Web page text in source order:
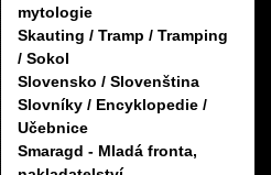
mytologie
Skauting / Tramp / Tramping
/ Sokol
Slovensko / Slovenština
Slovníky / Encyklopedie /
Učebnice
Smaragd - Mladá fronta,